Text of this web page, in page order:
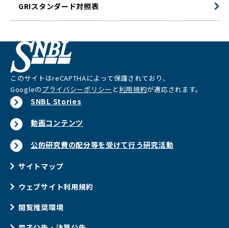
GRIスタンダード対照表
このサイトはreCAPTHAによって保護されており、
Googleのプライバシーポリシー と利用規約が適応されます。
SNBL Stories
動画コンテンツ
公的研究費の配分等を受けて行う研究活動
サイトマップ
ウェブサイト利用規約
閲覧推奨環境